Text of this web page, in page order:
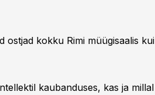
ostjad kokku Rimi müügisaalis kui
kaubanduses, kas ja millal